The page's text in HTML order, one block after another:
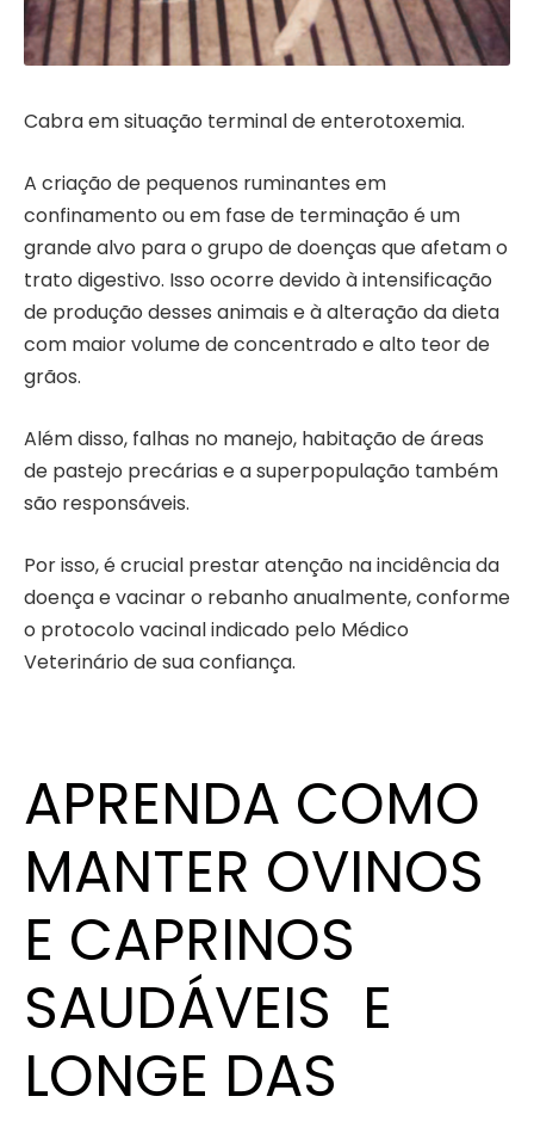
Cabra em situação terminal de enterotoxemia.
A criação de pequenos ruminantes em
confinamento ou em fase de terminação é um
grande alvo para o grupo de doenças que afetam o
trato digestivo. Isso ocorre devido à intensificação
de produção desses animais e à alteração da dieta
com maior volume de concentrado e alto teor de
grãos.
Além disso, falhas no manejo, habitação de áreas
de pastejo precárias e a superpopulação também
são responsáveis.
Por isso, é crucial prestar atenção na incidência da
doença e vacinar o rebanho anualmente, conforme
o protocolo vacinal indicado pelo Médico
Veterinário de sua confiança.
APRENDA COMO
MANTER OVINOS
E CAPRINOS
SAUDÁVEIS E
LONGE DAS